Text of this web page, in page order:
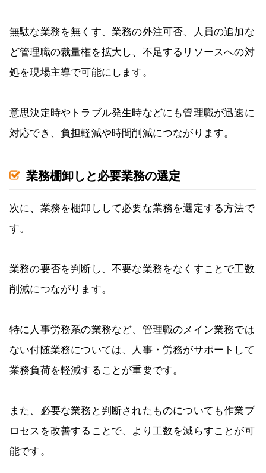
無駄な業務を無くす、業務の外注可否、人員の追加な
ど管理職の裁量権を拡大し、不足するリソースへの対
処を現場主導で可能にします。
意思決定時やトラブル発生時などにも管理職が迅速に
対応でき、負担軽減や時間削減につながります。
業務棚卸しと必要業務の選定
次に、業務を棚卸しして必要な業務を選定する方法で
す。
業務の要否を判断し、不要な業務をなくすことで工数
削減につながります。
特に人事労務系の業務など、管理職のメイン業務では
ない付随業務については、人事・労務がサポートして
業務負荷を軽減することが重要です。
また、必要な業務と判断されたものについても作業プ
ロセスを改善することで、より工数を減らすことが可
能です。